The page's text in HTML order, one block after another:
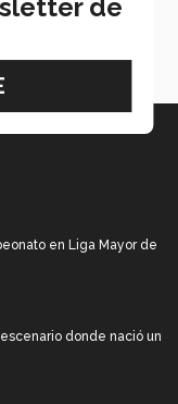
impulsan
en Liga Mayor de
donde nació un
de